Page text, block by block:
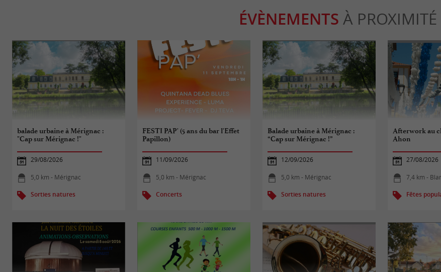
ÉVÈNEMENTS À PROXIMITÉ
balade urbaine à Mérignac :
"Cap sur Mérignac !"
29/08/2026
5,0 km - Mérignac
Sorties natures
FESTI PAP' (5 ans du bar l'Effet
Papillon)
11/09/2026
5,0 km - Mérignac
Concerts
Balade urbaine à Mérignac :
“Cap sur Mérignac !”
12/09/2026
5,0 km - Mérignac
Sorties natures
Afterwork au
Ahon
27/08/2026
7,4 km -
Fêtes